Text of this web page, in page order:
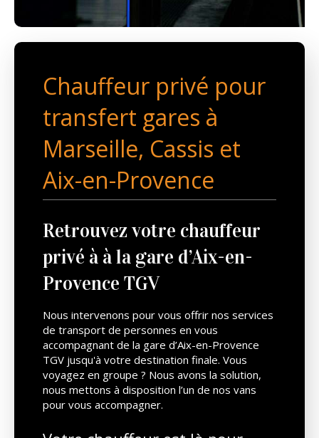
Chauffeur privé pour
transfert gares à
Marseille, Cassis et
Aix-en-Provence
Retrouvez votre chauffeur
privé à à la gare d’Aix-en-
Provence TGV
Nous intervenons pour vous offrir nos services
de transport de personnes en vous
accompagnant de la gare d’Aix-en-Provence
TGV jusqu'à votre destination finale. Vous
voyagez en groupe ? Nous avons la solution,
nous mettons à disposition l’un de nos vans
pour vous accompagner.